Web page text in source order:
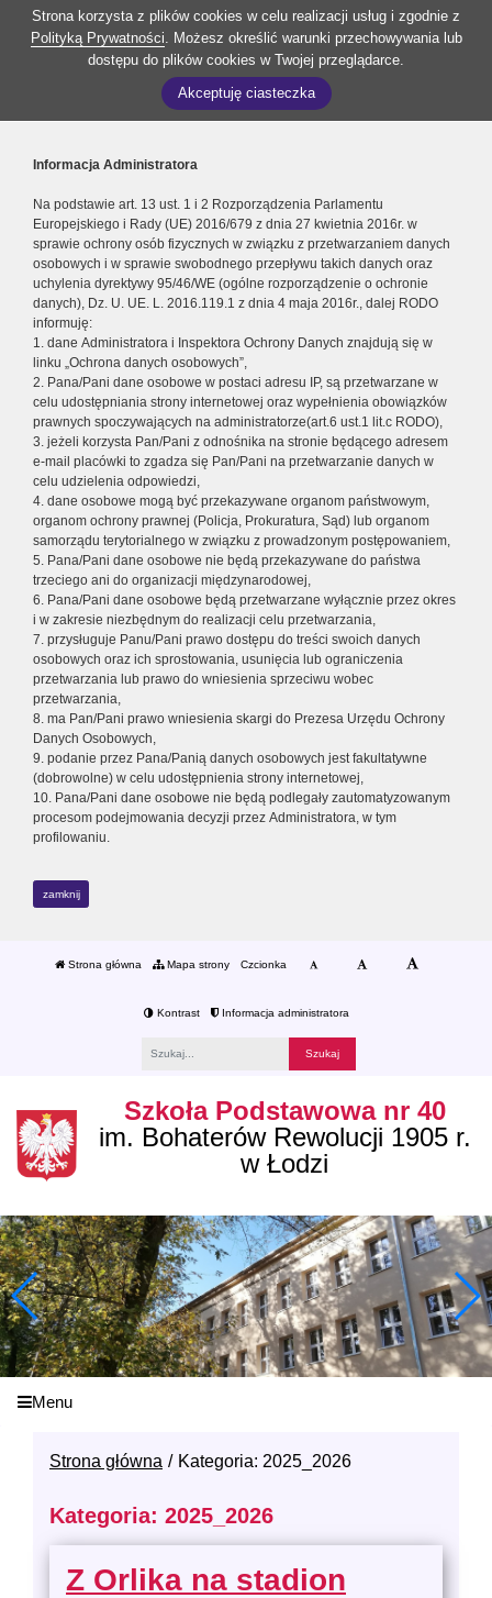
Strona korzysta z plików cookies w celu realizacji usług i zgodnie z
Polityką Prywatności. Możesz określić warunki przechowywania lub
dostępu do plików cookies w Twojej przeglądarce.
Akceptuję ciasteczka
Informacja Administratora
Na podstawie art. 13 ust. 1 i 2 Rozporządzenia Parlamentu
Europejskiego i Rady (UE) 2016/679 z dnia 27 kwietnia 2016r. w
sprawie ochrony osób fizycznych w związku z przetwarzaniem danych
osobowych i w sprawie swobodnego przepływu takich danych oraz
uchylenia dyrektywy 95/46/WE (ogólne rozporządzenie o ochronie
danych), Dz. U. UE. L. 2016.119.1 z dnia 4 maja 2016r., dalej RODO
informuję:
1. dane Administratora i Inspektora Ochrony Danych znajdują się w
linku „Ochrona danych osobowych”,
2. Pana/Pani dane osobowe w postaci adresu IP, są przetwarzane w
celu udostępniania strony internetowej oraz wypełnienia obowiązków
prawnych spoczywających na administratorze(art.6 ust.1 lit.c RODO),
3. jeżeli korzysta Pan/Pani z odnośnika na stronie będącego adresem
e-mail placówki to zgadza się Pan/Pani na przetwarzanie danych w
celu udzielenia odpowiedzi,
4. dane osobowe mogą być przekazywane organom państwowym,
organom ochrony prawnej (Policja, Prokuratura, Sąd) lub organom
samorządu terytorialnego w związku z prowadzonym postępowaniem,
5. Pana/Pani dane osobowe nie będą przekazywane do państwa
trzeciego ani do organizacji międzynarodowej,
6. Pana/Pani dane osobowe będą przetwarzane wyłącznie przez okres
i w zakresie niezbędnym do realizacji celu przetwarzania,
7. przysługuje Panu/Pani prawo dostępu do treści swoich danych
osobowych oraz ich sprostowania, usunięcia lub ograniczenia
przetwarzania lub prawo do wniesienia sprzeciwu wobec
przetwarzania,
8. ma Pan/Pani prawo wniesienia skargi do Prezesa Urzędu Ochrony
Danych Osobowych,
9. podanie przez Pana/Panią danych osobowych jest fakultatywne
(dobrowolne) w celu udostępnienia strony internetowej,
10. Pana/Pani dane osobowe nie będą podlegały zautomatyzowanym
procesom podejmowania decyzji przez Administratora, w tym
profilowaniu.
zamknij
Strona główna Mapa strony Czcionka
Kontrast Informacja administratora
Szkoła Podstawowa nr 40
im. Bohaterów Rewolucji 1905 r.
w Łodzi
Menu
Strona główna Kategoria: 2025_2026
Kategoria: 2025_2026
Z Orlika na stadion